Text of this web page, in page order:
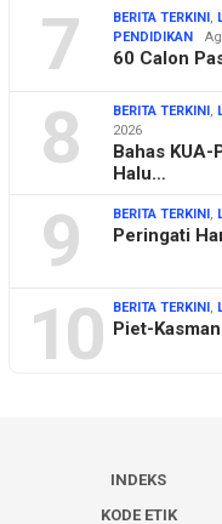
7 BERITA TERKINI ,
PENDIDIKAN
60 Calon
8 BERITA TERKINI ,
2026
Bahas KUA-
Halu…
9 BERITA TERKINI ,
Peringati
10 BERITA TERKINI ,
Piet-
INDEKS
KODE ETIK